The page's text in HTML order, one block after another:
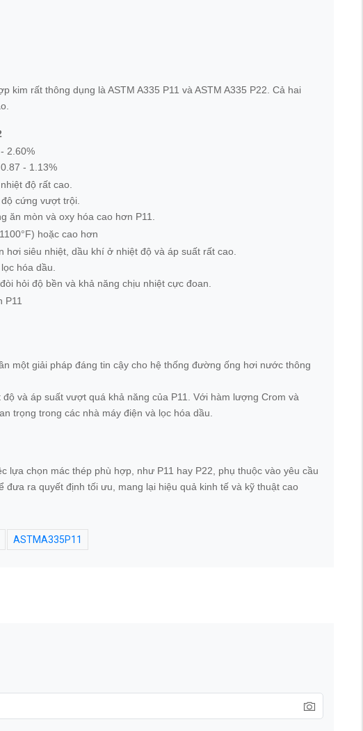
rất thông dụng là ASTM A335 P11 và ASTM A335 P22. Cả hai
2.60%
- 1.13%
độ rất cao.
cứng vượt trội.
ăn mòn và oxy hóa cao hơn P11.
hoặc cao hơn
hơi siêu nhiệt, dầu khí ở nhiệt độ và áp suất rất cao.
hóa dầu.
hỏi độ bền và khả năng chịu nhiệt cực đoan.
P11
một giải pháp đáng tin cậy cho hệ thống đường ống hơi nước thông
và áp suất vượt quá khả năng của P11. Với hàm lượng Crom và
trọng trong các nhà máy điện và lọc hóa dầu.
lựa chọn mác thép phù hợp, như P11 hay P22, phụ thuộc vào yêu cầu
ra quyết định tối ưu, mang lại hiệu quả kinh tế và kỹ thuật cao
ASTMA335P11